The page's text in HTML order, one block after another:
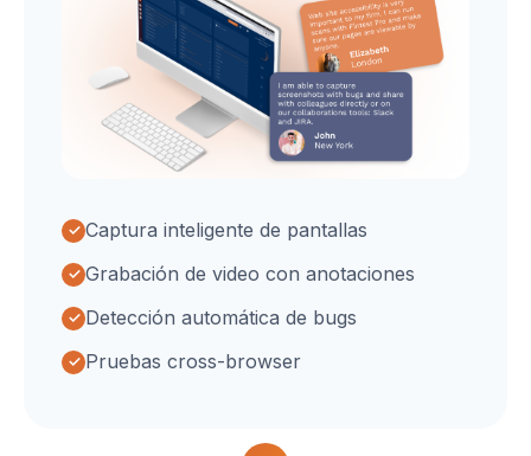
Captura inteligente de pantallas
Grabación de video con anotaciones
Detección automática de bugs
Pruebas cross-browser